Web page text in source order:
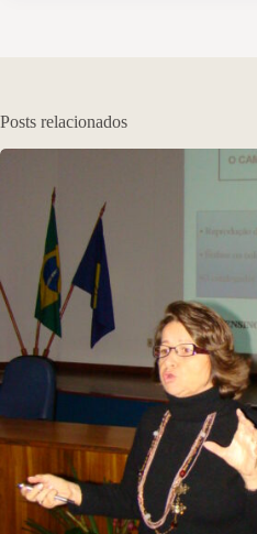
Posts relacionados